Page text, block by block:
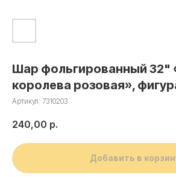
Шар фольгированный 32"
королева розовая»,
Артикул: 7310203
240,00 р.
Добавить в